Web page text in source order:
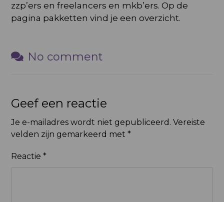
zzp’ers en freelancers en mkb’ers. Op de
pagina pakketten vind je een overzicht.
No comment
Geef een reactie
Je e-mailadres wordt niet gepubliceerd. Vereiste
velden zijn gemarkeerd met*
Reactie*